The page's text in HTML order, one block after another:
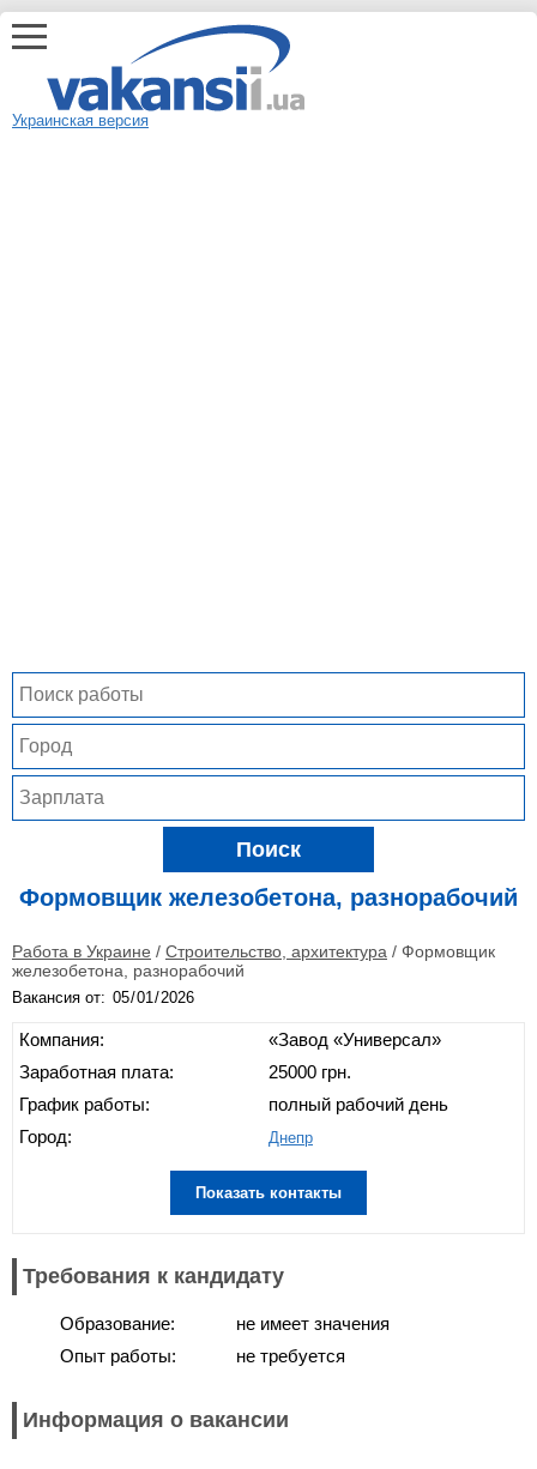
Украинская версия
Поиск
Формовщик железобетона, разнорабочий
Работа в Украине / Строительство, архитектура / Формовщик
железобетона, разнорабочий
Вакансия от:
Компания:
Заработная плата:
График работы:
Город:
«Завод «Универсал»
25000 грн.
полный рабочий день
Днепр
Показать контакты
Требования к кандидату
Образование:
Опыт работы:
не имеет значения
не требуется
Информация о вакансии